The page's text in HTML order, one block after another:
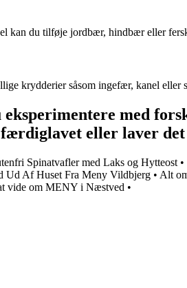
kan du tilføje jordbær, hindbær eller
krydderier såsom ingefær, kanel
med
færdiglavet eller laver
Spinatvafler med Laks og Hytteost •
Ud Af Huset Fra Meny Vildbjerg • Alt
vide om MENY i Næstved •